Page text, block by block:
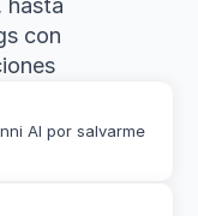
hasta
con
AI por salvarme